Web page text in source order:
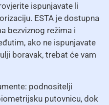
ispunjavate li
ESTA je dostupna
bezviznog režima i
ako ne ispunjavate
boravak, trebat će vam
podnositelji
putovnicu, dok